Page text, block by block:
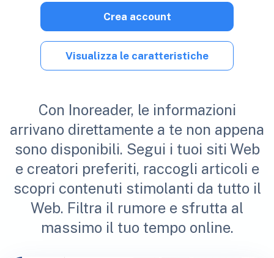
Con Inoreader, le informazioni
arrivano direttamente a te non appena
sono disponibili. Segui i tuoi siti Web
e creatori preferiti, raccogli articoli e
scopri contenuti stimolanti da tutto il
Web. Filtra il rumore e sfrutta al
massimo il tuo tempo online.
Crea account
Visualizza le caratteristiche